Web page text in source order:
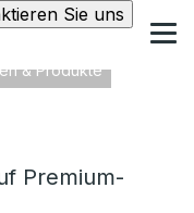
Sie uns
& Produkte
Premium-